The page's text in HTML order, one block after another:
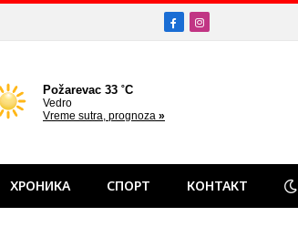
FacebookInstagram
ХРОНИКА СПОРТ КОНТАКТ